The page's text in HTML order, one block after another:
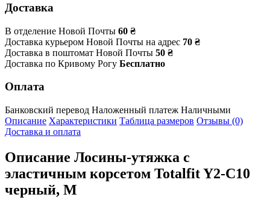
Доставка
В отделение Новой Почты 60 ₴
Доставка курьером Новой Почты на адрес 70 ₴
Доставка в поштомат Новой Почты 50 ₴
Доставка по Кривому Рогу Бесплатно
Оплата
Банковский перевод Наложенный платеж Наличными
Описание Характеристики Таблица размеров Отзывы (0)
Доставка и оплата
Описание Лосины-утяжка с
эластичным корсетом Totalfit Y2-C10
черный, M